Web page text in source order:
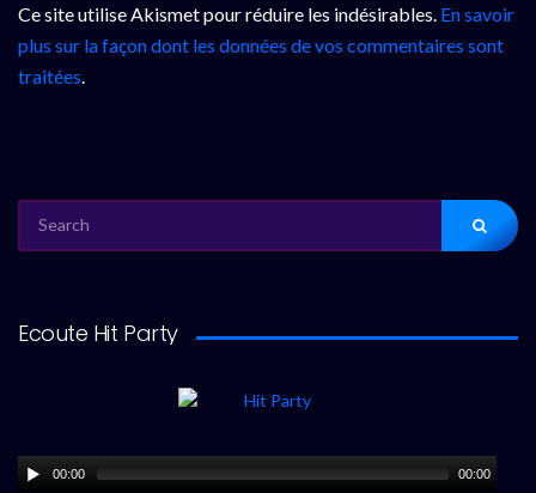
Ce site utilise Akismet pour réduire les indésirables. En savoir
plus sur la façon dont les données de vos commentaires sont
traitées.
FOR:
Ecoute Hit Party
00:00 00:00